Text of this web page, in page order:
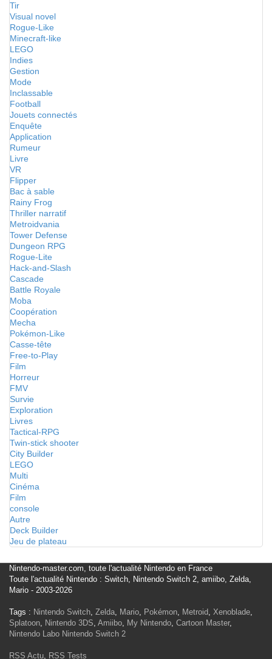
Tir
Visual novel
Rogue-Like
Minecraft-like
LEGO
Indies
Gestion
Mode
Inclassable
Football
Jouets connectés
Enquête
Application
Rumeur
Livre
VR
Flipper
Bac à sable
Rainy Frog
Thriller narratif
Metroidvania
Tower Defense
Dungeon RPG
Rogue-Lite
Hack-and-Slash
Cascade
Battle Royale
Moba
Coopération
Mecha
Pokémon-Like
Casse-tête
Free-to-Play
Film
Horreur
FMV
Survie
Exploration
Livres
Tactical-RPG
Twin-stick shooter
City Builder
LEGO
Multi
Cinéma
Film
console
Autre
Deck Builder
Jeu de plateau
Nintendo-master.com, toute l'actualité Nintendo en France
Toute l'actualité Nintendo : Switch, Nintendo Switch 2, amiibo, Zelda,
Mario - 2003-2026
Tags : Nintendo Switch, Zelda, Mario, Pokémon, Metroid, Xenoblade,
Splatoon, Nintendo 3DS, Amiibo, My Nintendo, Cartoon Master,
Nintendo Labo Nintendo Switch 2
RSS Actu, RSS Tests